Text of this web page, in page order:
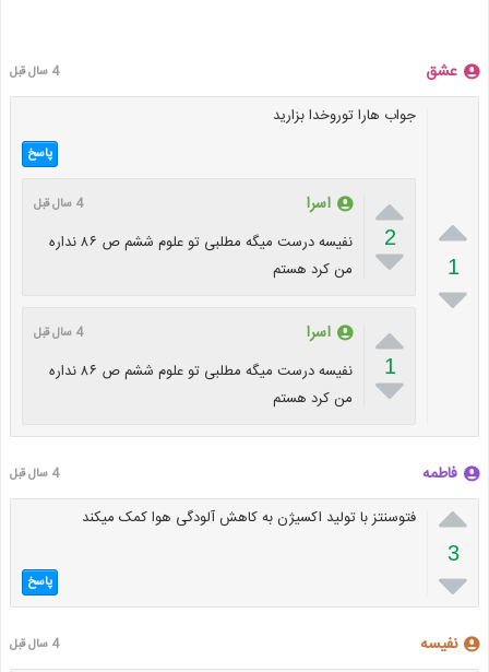
عشق 4 سال قبل

1

جواب هارا توروخدا بزارید
پاسخ

2

اسرا 4 سال قبل
نفیسه درست میگه مطلبی تو علوم ششم ص ۸۶ نداره
من کرد هستم

1

اسرا 4 سال قبل
نفیسه درست میگه مطلبی تو علوم ششم ص ۸۶ نداره
من کرد هستم
فاطمه 4 سال قبل

3

فتوسنتز با تولید اکسیژن به کاهش آلودگی هوا کمک میکند
پاسخ
نفیسه 4 سال قبل